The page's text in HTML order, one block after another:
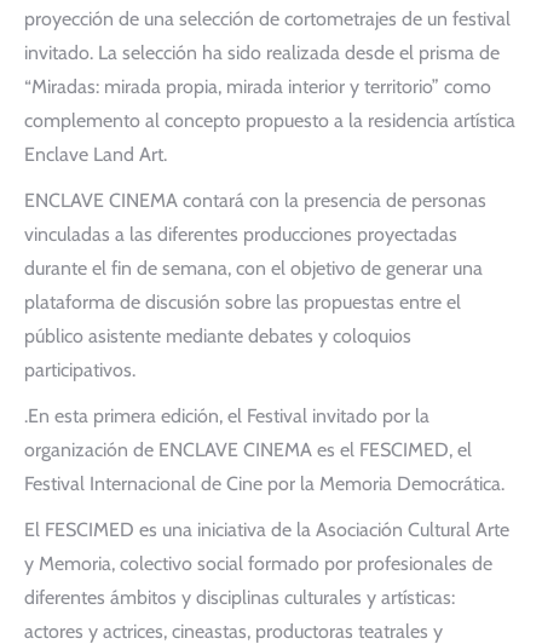
proyección de una selección de cortometrajes de un festival
invitado. La selección ha sido realizada desde el prisma de
“Miradas: mirada propia, mirada interior y territorio” como
complemento al concepto propuesto a la residencia artística
Enclave Land Art.
ENCLAVE CINEMA contará con la presencia de personas
vinculadas a las diferentes producciones proyectadas
durante el fin de semana, con el objetivo de generar una
plataforma de discusión sobre las propuestas entre el
público asistente mediante debates y coloquios
participativos.
.En esta primera edición, el Festival invitado por la
organización de ENCLAVE CINEMA es el FESCIMED, el
Festival Internacional de Cine por la Memoria Democrática.
El FESCIMED es una iniciativa de la Asociación Cultural Arte
y Memoria, colectivo social formado por profesionales de
diferentes ámbitos y disciplinas culturales y artísticas:
actores y actrices, cineastas, productoras teatrales y